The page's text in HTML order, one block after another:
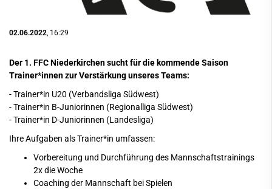
02.06.2022 , 16:29
Der 1. FFC Niederkirchen sucht für die kommende Saison
Trainer*innen zur Verstärkung unseres Teams:
- Trainer*in U20 (Verbandsliga Südwest)
- Trainer*in B-Juniorinnen (Regionalliga Südwest)
- Trainer*in D-Juniorinnen (Landesliga)
Ihre Aufgaben als Trainer*in umfassen:
Vorbereitung und Durchführung des Mannschaftstrainings
2x die Woche
Coaching der Mannschaft bei Spielen